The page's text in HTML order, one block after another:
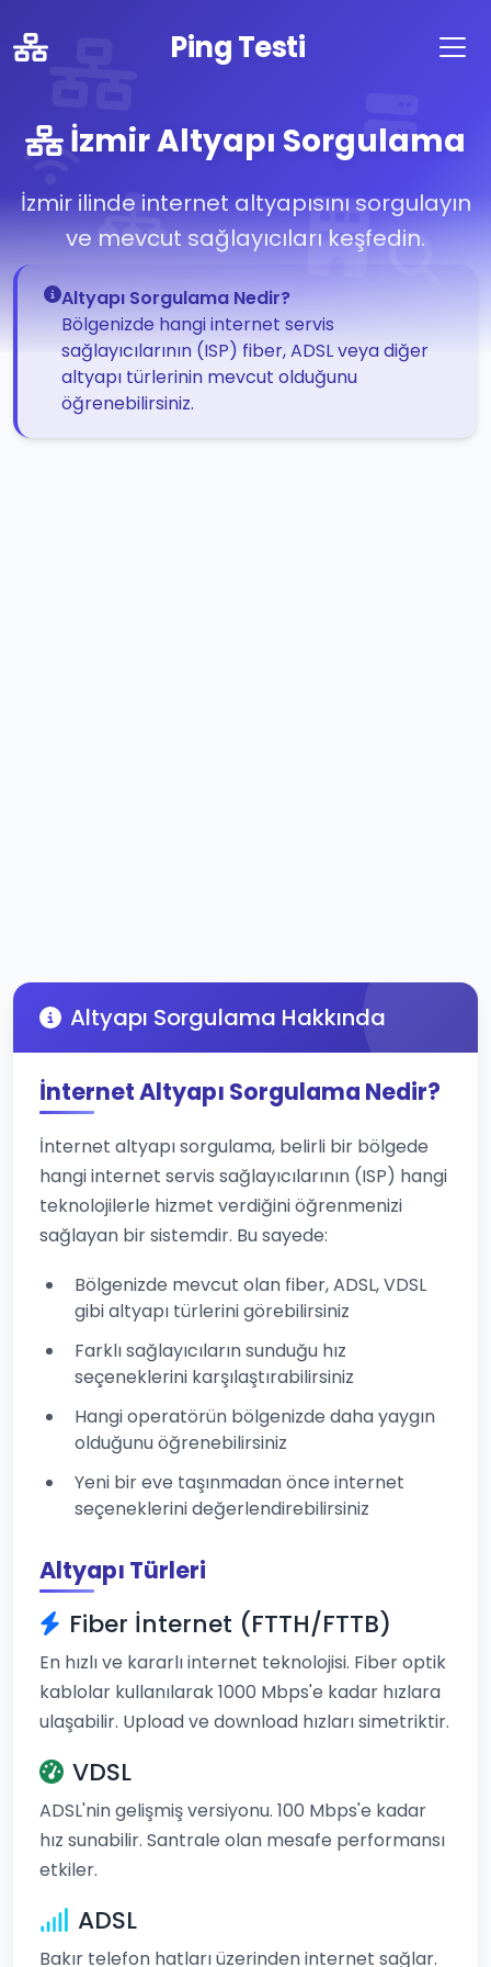
Ping Testi
İzmir Altyapı Sorgulama
İzmir ilinde internet altyapısını sorgulayın
ve mevcut sağlayıcıları keşfedin.
Altyapı Sorgulama Nedir?
Bölgenizde hangi internet servis
sağlayıcılarının (ISP) fiber, ADSL veya diğer
altyapı türlerinin mevcut olduğunu
öğrenebilirsiniz.
Altyapı Sorgulama Hakkında
İnternet Altyapı Sorgulama Nedir?
İnternet altyapı sorgulama, belirli bir bölgede
hangi internet servis sağlayıcılarının (ISP) hangi
teknolojilerle hizmet verdiğini öğrenmenizi
sağlayan bir sistemdir. Bu sayede:
Bölgenizde mevcut olan fiber, ADSL, VDSL
gibi altyapı türlerini görebilirsiniz
Farklı sağlayıcıların sunduğu hız
seçeneklerini karşılaştırabilirsiniz
Hangi operatörün bölgenizde daha yaygın
olduğunu öğrenebilirsiniz
Yeni bir eve taşınmadan önce internet
seçeneklerini değerlendirebilirsiniz
Altyapı Türleri
Fiber İnternet (FTTH/FTTB)
En hızlı ve kararlı internet teknolojisi. Fiber optik
kablolar kullanılarak 1000 Mbps'e kadar hızlara
ulaşabilir. Upload ve download hızları simetriktir.
VDSL
ADSL'nin gelişmiş versiyonu. 100 Mbps'e kadar
hız sunabilir. Santrale olan mesafe performansı
etkiler.
ADSL
Bakır telefon hatları üzerinden internet sağlar.